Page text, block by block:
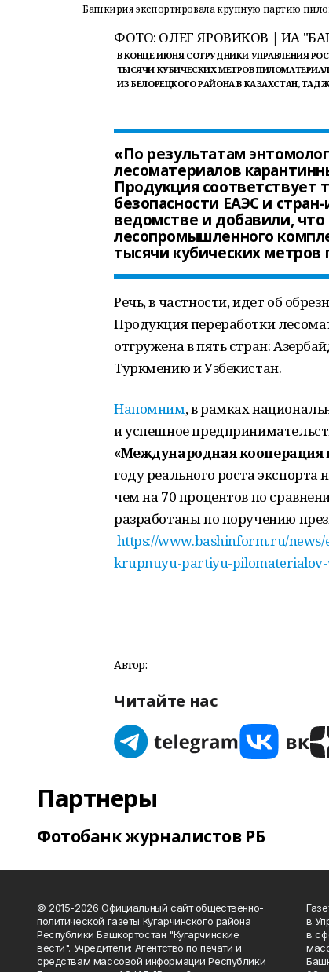
Башкирия экспортировала крупную партию
ФОТО: ОЛЕГ ЯРОВИКОВ | ИА
В КОНЦЕ ИЮНЯ СОТРУДНИКИ УПРАВЛЕНИЯ
ТЫСЯЧИ КУБИЧЕСКИХ МЕТРОВ
ИЗ БЕЛОРЕЦКОГО РАЙОНА В КАЗАХСТАН,
«По результатам
лесоматериалов
Продукция соответствует
безопасности ЕАЭС и
ведомстве и добавили, что
лесопромышленного
тысячи кубических
Речь, в частности, идет об
Продукция переработки
отгружена в пять стран:
Туркмению и Узбекистан.
Напомним, в рамках
и успешное
«Международная кооперация
году реального роста экспорта
чем на 70 процентов по
разработаны по поручению
https://www.bashinform.ru/
krupnuyu-partiyu-pilomaterialov-
Автор:
Читайте нас
Партнеры
Фотобанк журналистов РБ
© 2015-2026 Официальный сайт общественно-
политической газеты Кугарчинского района
Республики Башкортостан "Кугарчинские
вести". Учредители: Агентство по печати и
средствам массовой информации Республики
в
в